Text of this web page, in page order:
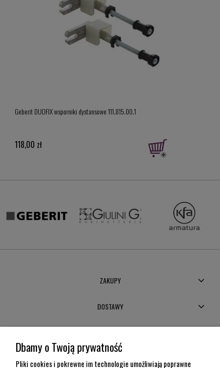
Geberit DUOFIX wsporniki dystansowe 111.815.00.1
118,00 zł
ZAKUPY
DOSTAWY
POMOC
Dbamy o Twoją prywatność
Pliki cookies i pokrewne im technologie umożliwiają poprawne